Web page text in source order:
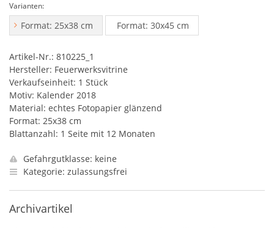
Varianten:
Format: 25x38 cm Format: 30x45 cm
Artikel-Nr.: 810225_1
Hersteller: Feuerwerksvitrine
Verkaufseinheit: 1 Stück
Motiv: Kalender 2018
Material: echtes Fotopapier glänzend
Format: 25x38 cm
Blattanzahl: 1 Seite mit 12 Monaten
Gefahrgutklasse: keine
Kategorie: zulassungsfrei
Archivartikel